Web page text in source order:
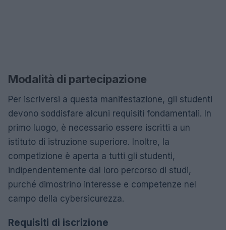
Modalità di partecipazione
Per iscriversi a questa manifestazione, gli studenti
devono soddisfare alcuni requisiti fondamentali. In
primo luogo, è necessario essere iscritti a un
istituto di istruzione superiore. Inoltre, la
competizione è aperta a tutti gli studenti,
indipendentemente dal loro percorso di studi,
purché dimostrino interesse e competenze nel
campo della cybersicurezza.
Requisiti di iscrizione